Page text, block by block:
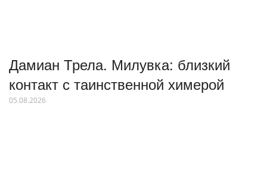
Дамиан Трела. Милувка: близкий
контакт с таинственной химерой
05.08.2026